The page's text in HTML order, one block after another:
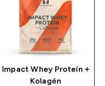
Impact Whey Proteín +
Kolagén